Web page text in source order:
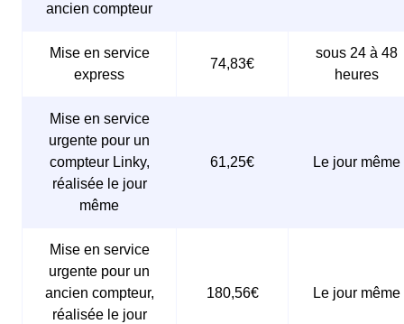
ancien compteur
Mise en service
express
74,83€
sous 24 à 48
heures
Mise en service
urgente pour un
compteur Linky,
réalisée le jour
même
61,25€ Le jour même
Mise en service
urgente pour un
ancien compteur,
réalisée le jour
180,56€ Le jour même